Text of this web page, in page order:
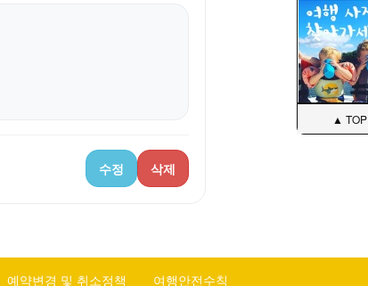
수정 삭제
▲ TOP
예약변경 및 취소정책 여행안전수칙